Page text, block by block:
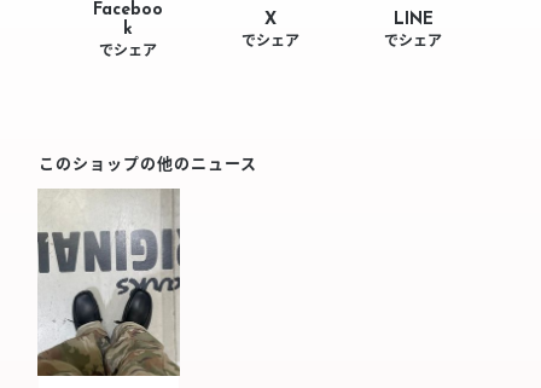
Faceboo
k
でシェア
X
でシェア
LINE
でシェア
このショップの他のニュース